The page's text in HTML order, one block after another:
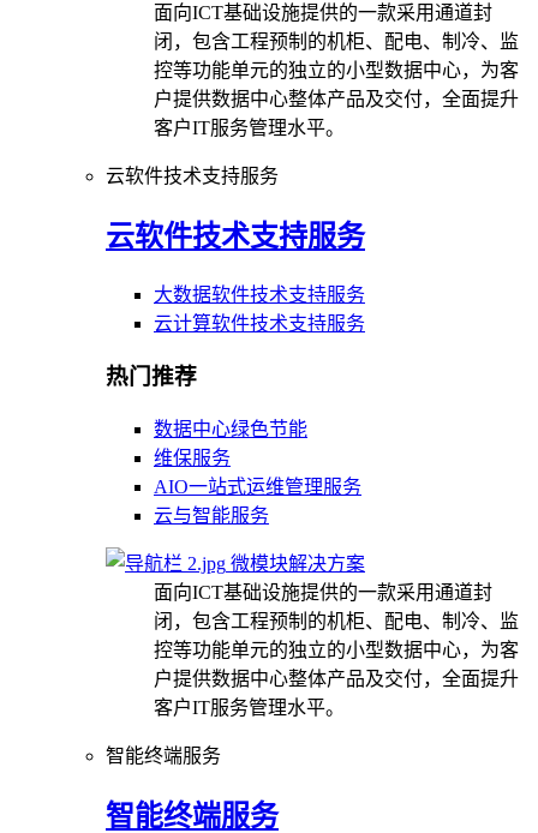
面向ICT基础设施提供的一款采用通道封
闭，包含工程预制的机柜、配电、制冷、监
控等功能单元的独立的小型数据中心，为客
户提供数据中心整体产品及交付，全面提升
客户IT服务管理水平。
云软件技术支持服务
云软件技术支持服务
大数据软件技术支持服务
云计算软件技术支持服务
热门推荐
数据中心绿色节能
维保服务
AIO一站式运维管理服务
云与智能服务
微模块解决方案
面向ICT基础设施提供的一款采用通道封
闭，包含工程预制的机柜、配电、制冷、监
控等功能单元的独立的小型数据中心，为客
户提供数据中心整体产品及交付，全面提升
客户IT服务管理水平。
智能终端服务
智能终端服务